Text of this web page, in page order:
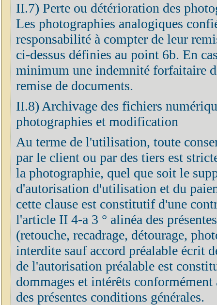
II.7) Perte ou détérioration des
Les photographies analogiques
responsabilité à compter de leur
ci-dessus définies au point 6b. En
minimum une indemnité forfaitaire
remise de documents.
II.8) Archivage des fichiers
photographies et modification
Au terme de l'utilisation, toute
par le client ou par des tiers est
la photographie, quel que soit le
d'autorisation d'utilisation et du
cette clause est constitutif d'une
l'article II 4-a 3 ° alinéa des
(retouche, recadrage, détourage,
interdite sauf accord préalable écrit
de l'autorisation préalable est
dommages et intérêts
des présentes conditions générales.